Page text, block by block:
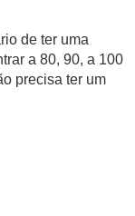
de ter uma
a 80, 90, a 100
precisa ter um